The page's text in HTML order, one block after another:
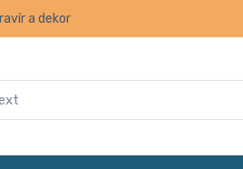
a dekor